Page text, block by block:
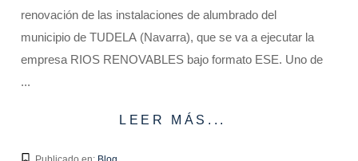
renovación de las instalaciones de alumbrado del
municipio de TUDELA (Navarra), que se va a ejecutar la
empresa RIOS RENOVABLES bajo formato ESE. Uno de
...
LEER MÁS...